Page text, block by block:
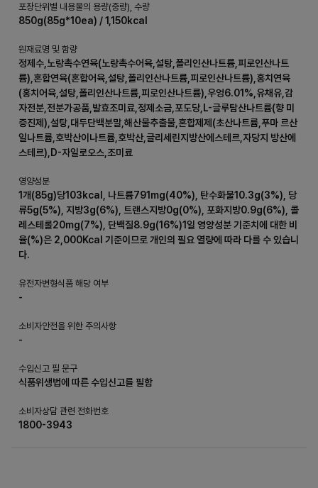
포장단위별 내용물의 용량(중량), 수량
850g(85g*10ea) / 1,150kcal
원재료명 및 함량
정제수,노랑촉수연육(노랑촉수어육,설탕,폴리인산나트륨,피로인산나트
륨),혼합연육(혼합어육,설탕,폴리인산나트륨,피로인산나트륨),홍치연육
(홍치어육,설탕,폴리인산나트륨,피로인산나트륨),우엉6.01%,유채유,감
자전분,전분가공품,발효조미료,정제소금,포도당,L-글루탐산나트륨(향 미
증진제),설탕,대두단백분말,해산물추출물,혼합제제(초산나트륨,푸마 르산
일나트륨,호박산이나트륨,호박산,글리세린지방산에스테르,자당지 방산에
스테르),D-자일로오스,조미료
영양성분
1개(85g)당103kcal, 나트륨791mg(40%), 탄수화물10.3g(3%), 당
류5g(5%), 지방3g(6%), 트랜스지방0g(0%), 포화지방0.9g(6%), 콜
레스테롤20mg(7%), 단백질8.9g(16%)1일 영양성분 기준치에 대한 비
율(%)은 2,000Kcal 기준이므로 개인의 필요 열량에 따라 다를 수 있습니
다.
유전자변형식품 해당 여부
-
소비자안전을 위한 주의사항
-
수입신고 필 문구
식품위생법에 따른 수입신고를 필함
소비자상담 관련 전화번호
1800-3943